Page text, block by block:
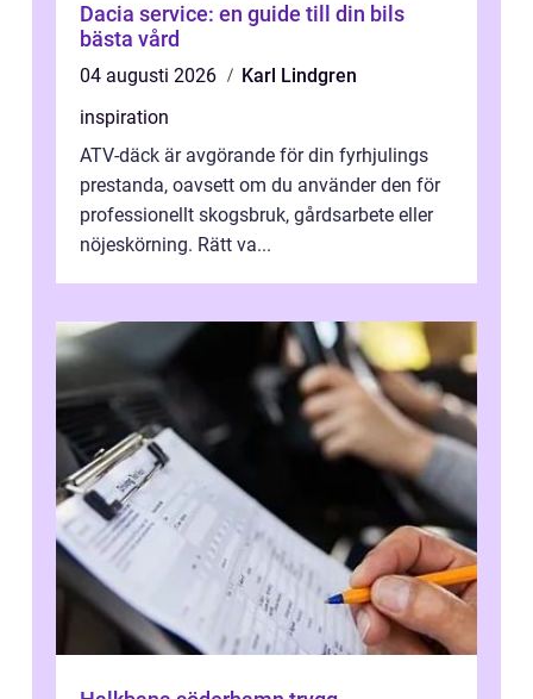
Dacia service: en guide till din bils
bästa vård
04 augusti 2026
Karl Lindgren
inspiration
ATV-däck är avgörande för din fyrhjulings
prestanda, oavsett om du använder den för
professionellt skogsbruk, gårdsarbete eller
nöjeskörning. Rätt va...